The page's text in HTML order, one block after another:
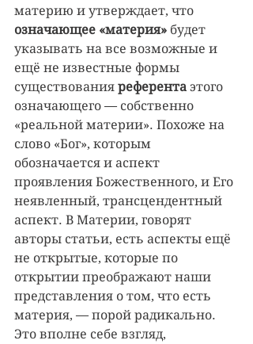
материю и утверждает, что
означающее «материя» будет
указывать на все возможные и
ещё не известные формы
существования референта этого
означающего — собственно
«реальной материи». Похоже на
слово «Бог», которым
обозначается и аспект
проявления Божественного, и Его
неявленный, трансцендентный
аспект. В Материи, говорят
авторы статьи, есть аспекты ещё
не открытые, которые по
открытии преображают наши
представления о том, что есть
материя, — порой радикально.
Это вполне себе взгляд,